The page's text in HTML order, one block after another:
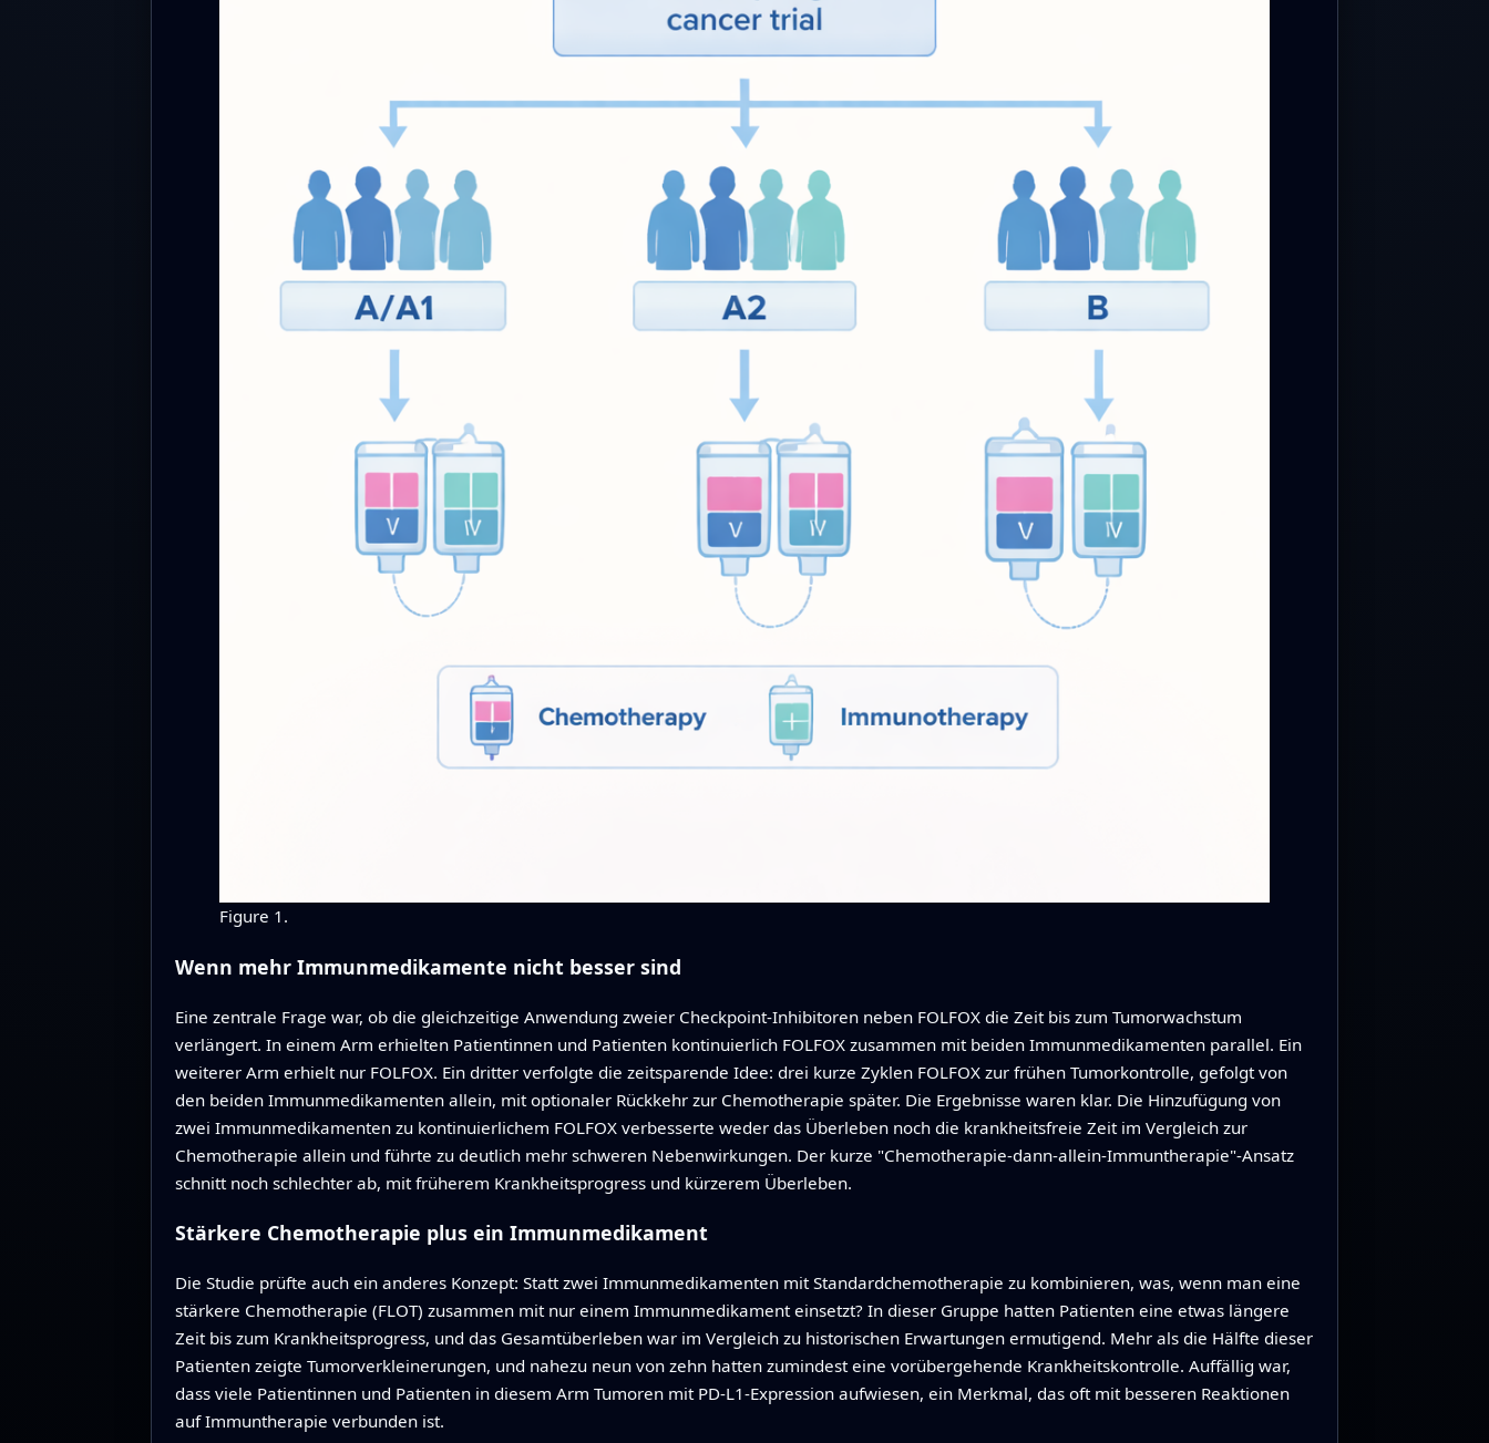
Figure 1.
Wenn mehr Immunmedikamente nicht besser sind
Eine zentrale Frage war, ob die gleichzeitige Anwendung zweier Checkpoint-Inhibitoren neben FOLFOX die Zeit bis zum Tumorwachstum
verlängert. In einem Arm erhielten Patientinnen und Patienten kontinuierlich FOLFOX zusammen mit beiden Immunmedikamenten parallel. Ein
weiterer Arm erhielt nur FOLFOX. Ein dritter verfolgte die zeitsparende Idee: drei kurze Zyklen FOLFOX zur frühen Tumorkontrolle, gefolgt von
den beiden Immunmedikamenten allein, mit optionaler Rückkehr zur Chemotherapie später. Die Ergebnisse waren klar. Die Hinzufügung von
zwei Immunmedikamenten zu kontinuierlichem FOLFOX verbesserte weder das Überleben noch die krankheitsfreie Zeit im Vergleich zur
Chemotherapie allein und führte zu deutlich mehr schweren Nebenwirkungen. Der kurze "Chemotherapie-dann-allein-Immuntherapie"-Ansatz
schnitt noch schlechter ab, mit früherem Krankheitsprogress und kürzerem Überleben.
Stärkere Chemotherapie plus ein Immunmedikament
Die Studie prüfte auch ein anderes Konzept: Statt zwei Immunmedikamenten mit Standardchemotherapie zu kombinieren, was, wenn man eine
stärkere Chemotherapie (FLOT) zusammen mit nur einem Immunmedikament einsetzt? In dieser Gruppe hatten Patienten eine etwas längere
Zeit bis zum Krankheitsprogress, und das Gesamtüberleben war im Vergleich zu historischen Erwartungen ermutigend. Mehr als die Hälfte dieser
Patienten zeigte Tumorverkleinerungen, und nahezu neun von zehn hatten zumindest eine vorübergehende Krankheitskontrolle. Auffällig war,
dass viele Patientinnen und Patienten in diesem Arm Tumoren mit PD-L1-Expression aufwiesen, ein Merkmal, das oft mit besseren Reaktionen
auf Immuntherapie verbunden ist.